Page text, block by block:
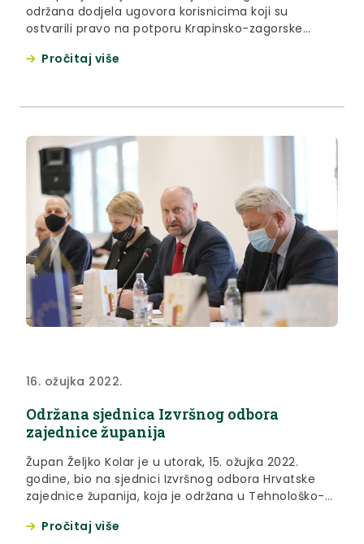
održana dodjela ugovora korisnicima koji su
ostvarili pravo na potporu Krapinsko-zagorske
participativni dječji proračun.
Pročitaj više
16. ožujka 2022.
Održana sjednica Izvršnog odbora
zajednice županija
Župan Željko Kolar je u utorak, 15. ožujka 2022.
godine, bio na sjednici Izvršnog odbora Hrvatske
zajednice županija, koja je održana u Tehnološko-
Pročitaj više